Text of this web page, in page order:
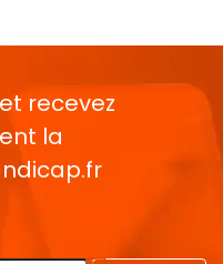
recevez
la